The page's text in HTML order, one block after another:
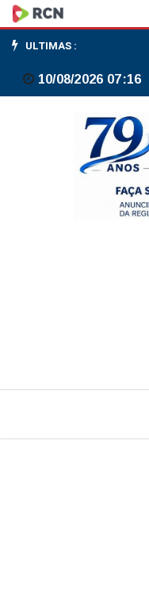
Audiovisual
brasileiro
terá
crédito
ULTIMAS :
10/08/2026 07:16